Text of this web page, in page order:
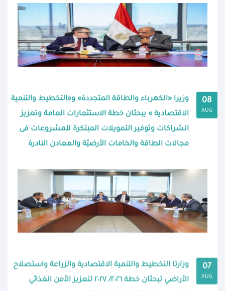
08
AUG
وزيرا «الكهرباء والطاقة المتجددة» و«التخطيط والتنمية
الاقتصادية » يبحثان خطة الاستثمارات العامة وتعزيز
الشراكات وتوفير التمويلات المبتكرة للمشروعات فى
مجالات الطاقة والخامات الأرضيّة والمعادن النادرة
07
AUG
وزارتا التخطيط والتنمية الاقتصادية والزراعة واستصلاح
الأراضي تبحثان خطة ٢٠٢٦/ ٢٠٢٧ لتعزيز الأمن الغذائي